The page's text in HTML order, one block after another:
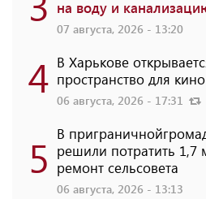
на воду и
07 августа, 2026 - 13:20
4 В Харькове
пространство для
06 августа, 2026 - 17:31
5 В
решили потратить 1,7
ремонт сельсовета
06 августа, 2026 - 13:13